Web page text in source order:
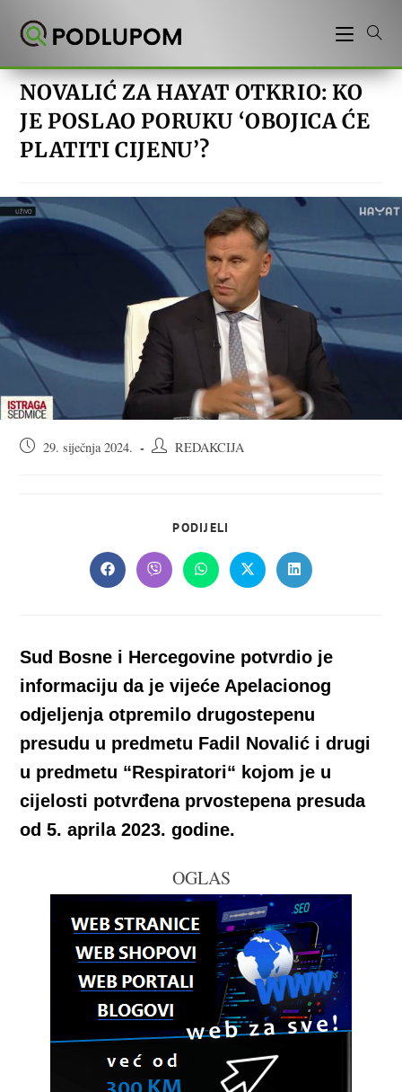
NOVALIĆ ZA HAYAT OTKRIO: KO
JE POSLAO PORUKU ‘OBOJICA ĆE
PLATITI CIJENU’?
Objava29. siječnja 2024.
AutorREDAKCIJA
PODIJELI
CONTENT
Opens
in
Opens
in
Opens
in
Opens
in
Opens
in
Sud Bosne i Hercegovine potvrdio je
informaciju da je vijeće Apelacionog
odjeljenja otpremilo drugostepenu
presudu u predmetu Fadil Novalić i drugi
u predmetu “Respiratori“ kojom je u
cijelosti potvrđena prvostepena presuda
od 5. aprila 2023. godine.
OGLAS